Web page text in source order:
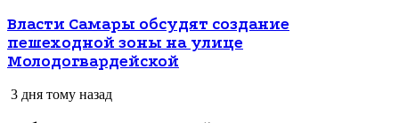
Власти Самары обсудят создание
пешеходной зоны на улице
Молодогвардейской
3 дня тому назад